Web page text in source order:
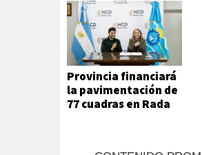
Provincia financiará
la pavimentación de
77 cuadras en Rada